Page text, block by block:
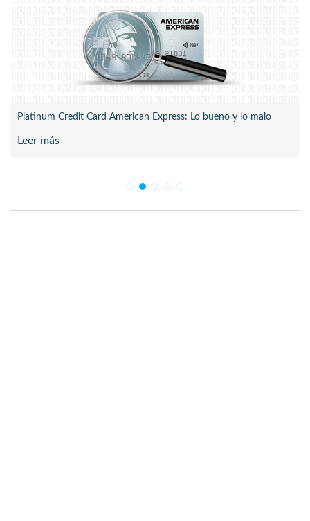
Platinum Credit Card American Express: Lo bueno y lo malo
Leer más